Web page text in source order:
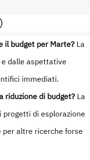
il budget per Marte? La
dalle aspettative
immediati.
riduzione di budget? La
di esplorazione
altre ricerche forse